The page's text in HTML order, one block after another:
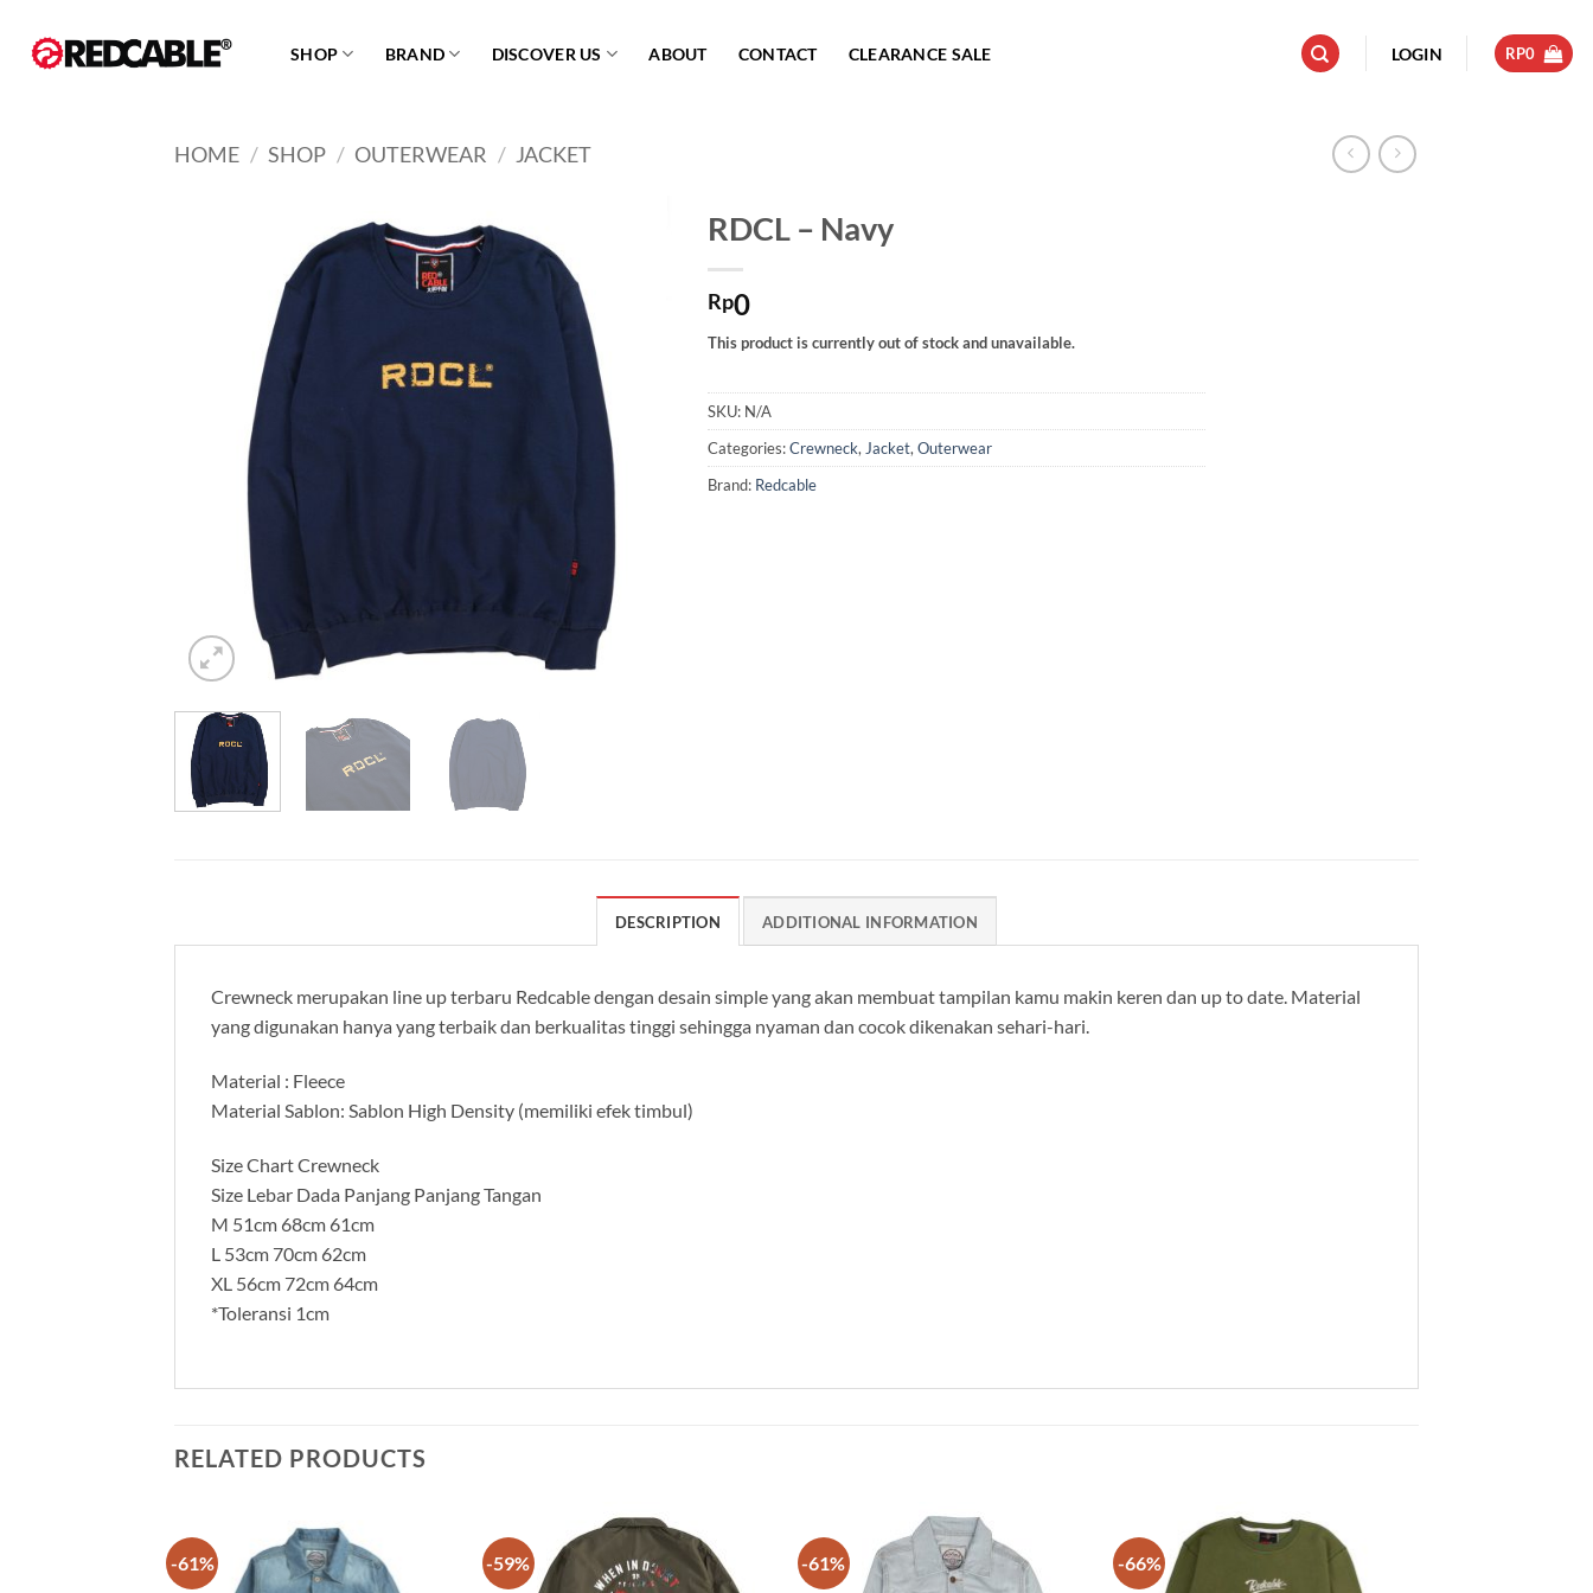
content
SHOP BRAND DISCOVER US ABOUT CONTACT CLEARANCE SALE LOGIN RP0
HOME / SHOP / OUTERWEAR / JACKET
RDCL – Navy
Rp0
This product is currently out of stock and unavailable.
SKU: N/A
Categories:Crewneck, Jacket, Outerwear
Brand: Redcable
DESCRIPTION ADDITIONAL INFORMATION
Crewneck merupakan line up terbaru Redcable dengan desain simple yang akan membuat tampilan kamu makin keren dan up to date. Material
yang digunakan hanya yang terbaik dan berkualitas tinggi sehingga nyaman dan cocok dikenakan sehari-hari.
Material : Fleece
Material Sablon: Sablon High Density (memiliki efek timbul)
Size Chart Crewneck
Size Lebar Dada Panjang Panjang Tangan
M 51cm 68cm 61cm
L 53cm 70cm 62cm
XL 56cm 72cm 64cm
*Toleransi 1cm
RELATED PRODUCTS
-61% -59%
Add to
wishlist
-61%
wishlist
-66%
Add to
wishlist